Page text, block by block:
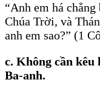
“Anh em há
Chúa Trời, và
anh em sao?” (1
c. Không cần
Ba-anh.